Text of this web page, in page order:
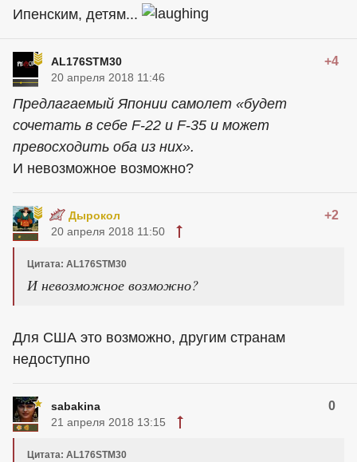
Ипенским, детям...
AL176STM30 +4
20 апреля 2018 11:46
Предлагаемый Японии самолет «будет
сочетать в себе F-22 и F-35 и может
превосходить оба из них».
И невозможное возможно?
Дырокол +2
20 апреля 2018 11:50
Цитата: AL176STM30
И невозможное возможно?
Для США это возможно, другим странам
недоступно
sabakina 0
21 апреля 2018 13:15
Цитата: AL176STM30